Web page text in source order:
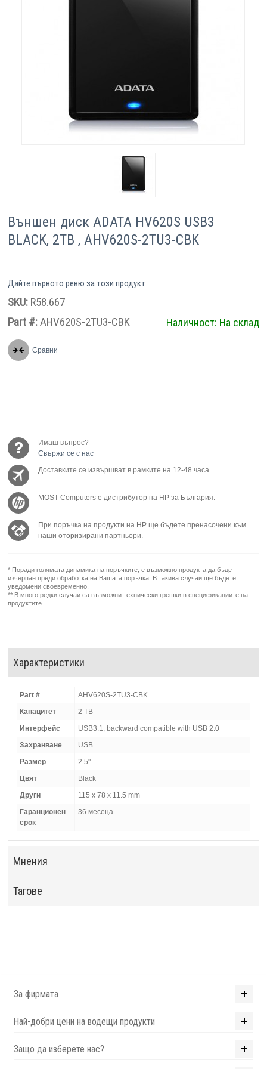
Външен диск ADATA HV620S USB3
BLACK, 2TB , AHV620S-2TU3-CBK
Дайте първото ревю за този продукт
SKU: R58.667
Part #:AHV620S-2TU3-CBK Наличност: На склад
Сравни
Имаш въпрос?
Свържи се с нас
Доставките се извършват в рамките на 12-48 часа.
MOST Computers е дистрибутор на HP за България.
При поръчка на продукти на HP ще бъдете пренасочени към
наши оторизирани партньори.
* Поради голямата динамика на поръчките, е възможно продукта да бъде
изчерпан преди обработка на Вашата поръчка. В такива случаи ще бъдете
уведомени своевременно.
** В много редки случаи са възможни технически грешки в спецификациите на
продуктите.
Характеристики
Part #
AHV620S-2TU3-CBK
Капацитет
2 TB
Интерфейс
USB3.1, backward compatible with USB 2.0
Захранване
USB
Размер
2.5"
Цвят
Black
Други
115 x 78 x 11.5 mm
Гаранционен
срок
36 месеца
Мнения
Тагове
За фирмата
Най-добри цени на водещи продукти
Защо да изберете нас?